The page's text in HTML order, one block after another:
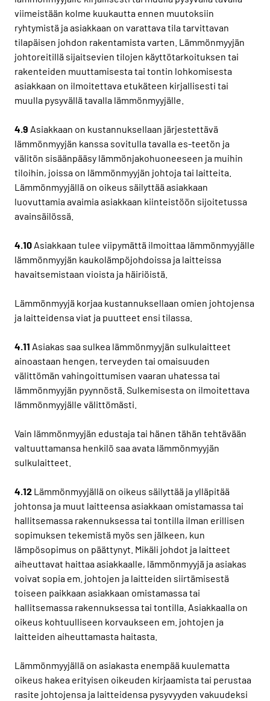
viimeistään kolme kuukautta ennen muutoksiin
ryhtymistä ja asiakkaan on varattava tila tarvittavan
tilapäisen johdon rakentamista varten. Lämmönmyyjän
johtoreitillä sijaitsevien tilojen käyttötarkoituksen tai
rakenteiden muuttamisesta tai tontin lohkomisesta
asiakkaan on ilmoitettava etukäteen kirjallisesti tai
muulla pysyvällä tavalla lämmönmyyjälle.
4.9 Asiakkaan on kustannuksellaan järjestettävä
lämmönmyyjän kanssa sovitulla tavalla es-teetön ja
välitön sisäänpääsy lämmönjakohuoneeseen ja muihin
tiloihin, joissa on lämmönmyyjän johtoja tai laitteita.
Lämmönmyyjällä on oikeus säilyttää asiakkaan
luovuttamia avaimia asiakkaan kiinteistöön sijoitetussa
avainsäilössä.
4.10 Asiakkaan tulee viipymättä ilmoittaa lämmönmyyjälle
lämmönmyyjän kaukolämpöjohdoissa ja laitteissa
havaitsemistaan vioista ja häiriöistä.
Lämmönmyyjä korjaa kustannuksellaan omien johtojensa
ja laitteidensa viat ja puutteet ensi tilassa.
4.11 Asiakas saa sulkea lämmönmyyjän sulkulaitteet
ainoastaan hengen, terveyden tai omaisuuden
välittömän vahingoittumisen vaaran uhatessa tai
lämmönmyyjän pyynnöstä. Sulkemisesta on ilmoitettava
lämmönmyyjälle välittömästi.
Vain lämmönmyyjän edustaja tai hänen tähän tehtävään
valtuuttamansa henkilö saa avata lämmönmyyjän
sulkulaitteet.
4.12 Lämmönmyyjällä on oikeus säilyttää ja ylläpitää
johtonsa ja muut laitteensa asiakkaan omistamassa tai
hallitsemassa rakennuksessa tai tontilla ilman erillisen
sopimuksen tekemistä myös sen jälkeen, kun
lämpösopimus on päättynyt. Mikäli johdot ja laitteet
aiheuttavat haittaa asiakkaalle, lämmönmyyjä ja asiakas
voivat sopia em. johtojen ja laitteiden siirtämisestä
toiseen paikkaan asiakkaan omistamassa tai
hallitsemassa rakennuksessa tai tontilla. Asiakkaalla on
oikeus kohtuulliseen korvaukseen em. johtojen ja
laitteiden aiheuttamasta haitasta.
Lämmönmyyjällä on asiakasta enempää kuulematta
oikeus hakea erityisen oikeuden kirjaamista tai perustaa
rasite johtojensa ja laitteidensa pysyvyyden vakuudeksi